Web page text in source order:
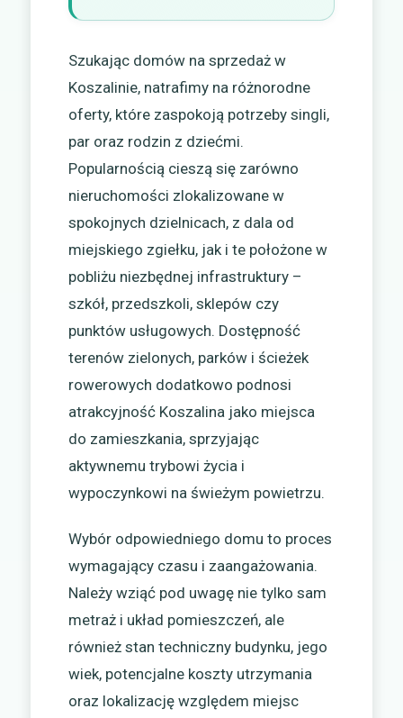
Szukając domów na sprzedaż w
Koszalinie, natrafimy na różnorodne
oferty, które zaspokoją potrzeby singli,
par oraz rodzin z dziećmi.
Popularnością cieszą się zarówno
nieruchomości zlokalizowane w
spokojnych dzielnicach, z dala od
miejskiego zgiełku, jak i te położone w
pobliżu niezbędnej infrastruktury –
szkół, przedszkoli, sklepów czy
punktów usługowych. Dostępność
terenów zielonych, parków i ścieżek
rowerowych dodatkowo podnosi
atrakcyjność Koszalina jako miejsca
do zamieszkania, sprzyjając
aktywnemu trybowi życia i
wypoczynkowi na świeżym powietrzu.
Wybór odpowiedniego domu to proces
wymagający czasu i zaangażowania.
Należy wziąć pod uwagę nie tylko sam
metraż i układ pomieszczeń, ale
również stan techniczny budynku, jego
wiek, potencjalne koszty utrzymania
oraz lokalizację względem miejsc